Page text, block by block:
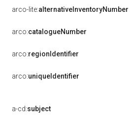
arco-lite:alternativeInventoryNumber
arco:catalogueNumber
arco:regionIdentifier
arco:uniqueIdentifier
a-cd:subject